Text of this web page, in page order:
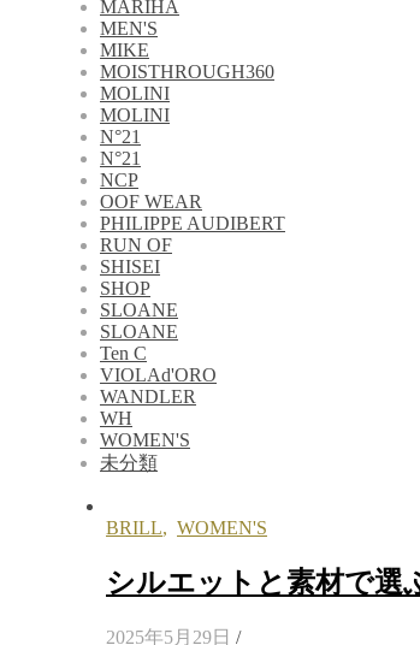
MARIHA
MEN'S
MIKE
MOISTHROUGH360
MOLINI
MOLINI
N°21
N°21
NCP
OOF WEAR
PHILIPPE AUDIBERT
RUN OF
SHISEI
SHOP
SLOANE
SLOANE
Ten C
VIOLAd'ORO
WANDLER
WH
WOMEN'S
未分類
BRILL, WOMEN'S
シルエットと素材で選
2025年5月29日 /